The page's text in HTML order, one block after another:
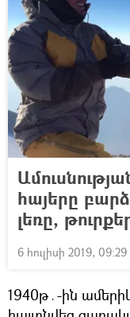
հայերը
լեռը,
6 հուլիսի 2019, 09:29
1940թ․-ին